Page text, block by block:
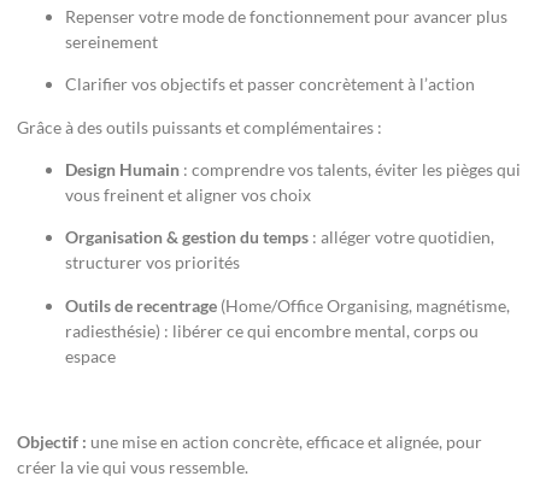
Repenser votre mode de fonctionnement pour avancer plus
sereinement
Clarifier vos objectifs et passer concrètement à l’action
Grâce à des outils puissants et complémentaires :
Design Humain : comprendre vos talents, éviter les pièges qui
vous freinent et aligner vos choix
Organisation & gestion du temps : alléger votre quotidien,
structurer vos priorités
Outils de recentrage (Home/Office Organising, magnétisme,
radiesthésie) : libérer ce qui encombre mental, corps ou
espace
Objectif : une mise en action concrète, efficace et alignée, pour
créer la vie qui vous ressemble.